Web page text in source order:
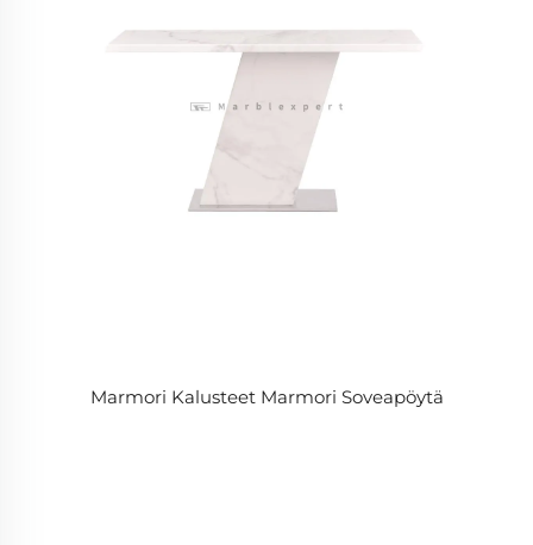
Marmori Kalusteet Marmori Soveapöytä